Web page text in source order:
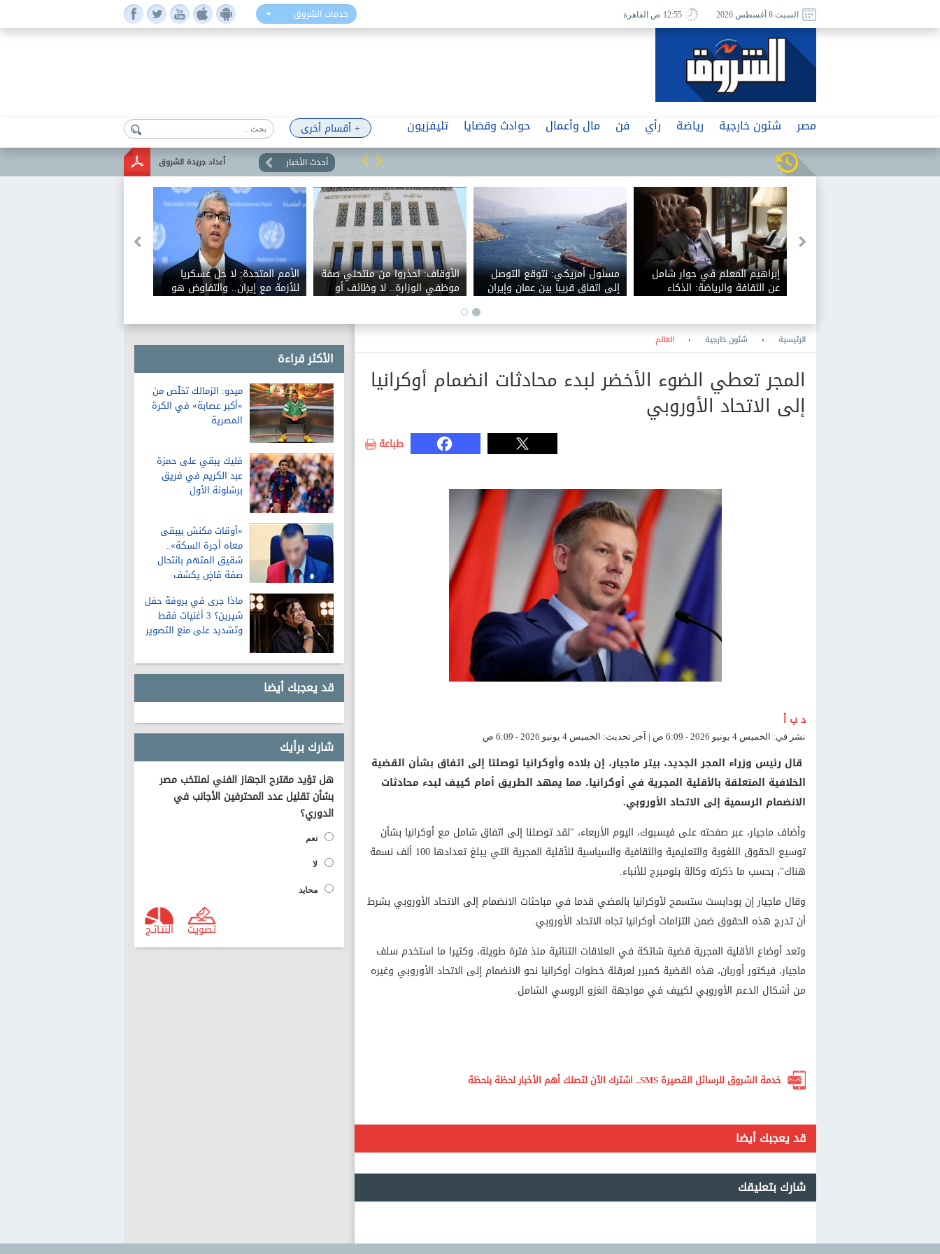
خدمات الشروق السبت 8 أغسطس 2026 12:55 ص القاهرة
+ أقسام أخرى مصر شئون خارجية رياضة رأي فن مال وأعمال حوادث وقضايا تليفزيون
أعداد جريدة الشروق أحدث الأخبار
إبراهيم المعلم في حوار شامل
عن الثقافة والرياضة: الذكاء
الاصطناعي يفيد الثقافة
والتعليم
مسئول أمريكي: نتوقع التوصل
إلى اتفاق قريبا بين عمان وإيران
حول مضيق هرمز
الأوقاف: احذروا من منتحلي صفة
موظفي الوزارة.. لا وظائف أو
تعيينات مقابل أموال
الأمم المتحدة: لا حل عسكريا
للأزمة مع إيران.. والتفاوض هو
السبيل الوحيد
الأكثر قراءة
ميدو: الزمالك تخلّص من
«أكبر عصابة» في الكرة
المصرية
فليك يبقي على حمزة
عبد الكريم في فريق
برشلونة الأول
«أوقات مكنش بيبقى
معاه أجرة السكة»..
شقيق المتهم بانتحال
صفة قاضٍ يكشف
الواقعة
ماذا جرى في بروفة حفل
شيرين؟ 3 أغنيات فقط
وتشديد على منع التصوير
قد يعجبك أيضا
شارك برأيك
هل تؤيد مقترح الجهاز الفني لمنتخب مصر
بشأن تقليل عدد المحترفين الأجانب في
الدوري؟
نعم
لا
محايد
النتـائـج تصويت
الرئيسية › شئون خارجية › العالم
المجر تعطي الضوء الأخضر لبدء محادثات انضمام أوكرانيا
إلى الاتحاد الأوروبي
طباعة
د ب أ
نشر في: الخميس 4 يونيو 2026 - 6:09 ص | آخر تحديث: الخميس 4 يونيو 2026 - 6:09 ص
قال رئيس وزراء المجر الجديد، بيتر ماجيار، إن بلاده وأوكرانيا توصلتا إلى اتفاق بشأن القضية
الخلافية المتعلقة بالأقلية المجرية في أوكرانيا، مما يمهد الطريق أمام كييف لبدء محادثات
الانضمام الرسمية إلى الاتحاد الأوروبي.
وأضاف ماجيار، عبر صفحته على فيسبوك، اليوم الأربعاء، "لقد توصلنا إلى اتفاق شامل مع أوكرانيا بشأن
توسيع الحقوق اللغوية والتعليمية والثقافية والسياسية للأقلية المجرية التي يبلغ تعدادها 100 ألف نسمة
هناك"، بحسب ما ذكرته وكالة بلومبرج للأنباء.
وقال ماجيار إن بودابست ستسمح لأوكرانيا بالمضي قدما في مباحثات الانضمام إلى الاتحاد الأوروبي بشرط
أن تدرج هذه الحقوق ضمن التزامات أوكرانيا تجاه الاتحاد الأوروبي.
وتعد أوضاع الأقلية المجرية قضية شائكة في العلاقات الثنائية منذ فترة طويلة، وكثيرا ما استخدم سلف
ماجيار، فيكتور أوربان، هذه القضية كمبرر لعرقلة خطوات أوكرانيا نحو الانضمام إلى الاتحاد الأوروبي وغيره
من أشكال الدعم الأوروبي لكييف في مواجهة الغزو الروسي الشامل.
خدمة الشروق للرسائل القصيرة SMS.. اشترك الآن لتصلك أهم الأخبار لحظة بلحظة
قد يعجبك أيضا
شارك بتعليقك